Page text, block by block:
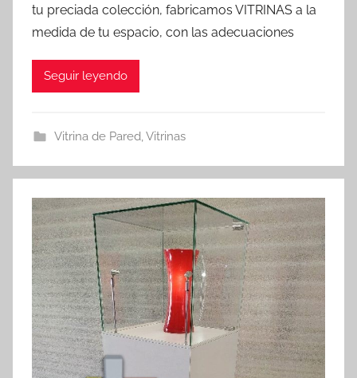
tu preciada colección, fabricamos VITRINAS a la
medida de tu espacio, con las adecuaciones
Seguir leyendo
Vitrina de Pared,Vitrinas